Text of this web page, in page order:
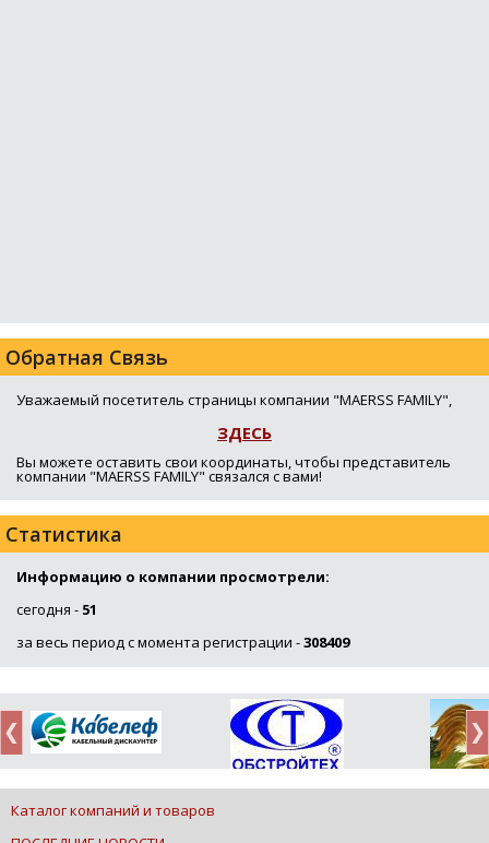
Обратная Связь
Уважаемый посетитель страницы компании "MAERSS FAMILY",
ЗДЕСЬ
Вы можете оставить свои координаты, чтобы представитель
компании "MAERSS FAMILY" связался с вами!
Статистика
Информацию о компании просмотрели:
сегодня - 51
за весь период с момента регистрации -308409
Каталог компаний и товаров